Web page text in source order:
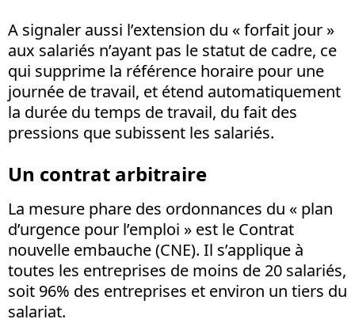
A signaler aussi l’extension du « forfait jour »
aux salariés n’ayant pas le statut de cadre, ce
qui supprime la référence horaire pour une
journée de travail, et étend automatiquement
la durée du temps de travail, du fait des
pressions que subissent les salariés.
Un contrat arbitraire
La mesure phare des ordonnances du « plan
d’urgence pour l’emploi » est le Contrat
nouvelle embauche (CNE). Il s’applique à
toutes les entreprises de moins de 20 salariés,
soit 96% des entreprises et environ un tiers du
salariat.